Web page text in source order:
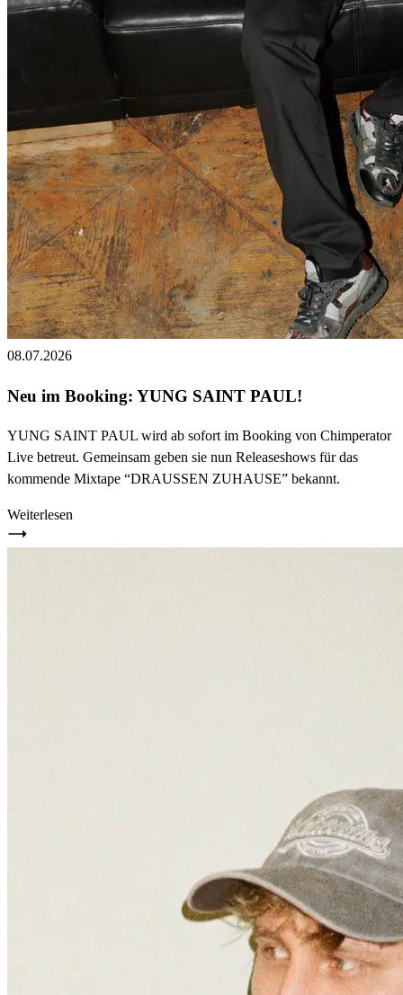
08.07.2026
Neu im Booking: YUNG SAINT PAUL!
YUNG SAINT PAUL wird ab sofort im Booking von Chimperator
Live betreut. Gemeinsam geben sie nun Releaseshows für das
kommende Mixtape “DRAUSSEN ZUHAUSE” bekannt.
Weiterlesen